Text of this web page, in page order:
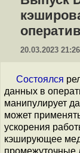
20.03.2023
Состоялся
данных в
манипулирует
может
ускорения
кэширующее
промежуточные